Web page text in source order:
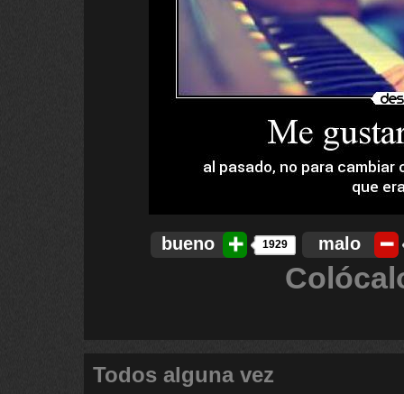
bueno 1929 malo
Todos alguna vez